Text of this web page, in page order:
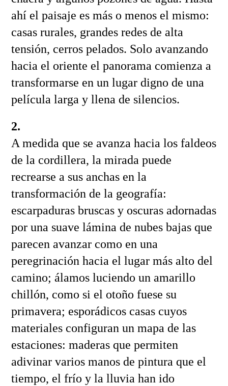
ahí el paisaje es más o menos el mismo:
casas rurales, grandes redes de alta
tensión, cerros pelados. Solo avanzando
hacia el oriente el panorama comienza a
transformarse en un lugar digno de una
película larga y llena de silencios.
2.
A medida que se avanza hacia los faldeos
de la cordillera, la mirada puede
recrearse a sus anchas en la
transformación de la geografía:
escarpaduras bruscas y oscuras adornadas
por una suave lámina de nubes bajas que
parecen avanzar como en una
peregrinación hacia el lugar más alto del
camino; álamos luciendo un amarillo
chillón, como si el otoño fuese su
primavera; esporádicos casas cuyos
materiales configuran un mapa de las
estaciones: maderas que permiten
adivinar varios manos de pintura que el
tiempo, el frío y la lluvia han ido